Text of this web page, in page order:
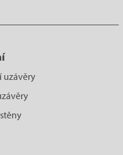
uzávěry